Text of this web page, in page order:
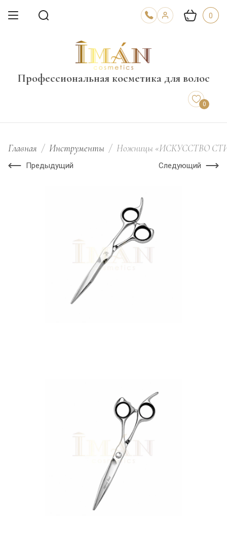
0
Профессиональная косметика для волос
0
Главная / Инструменты / Ножницы «ИСКУССТВО
Предыдущий Следующий